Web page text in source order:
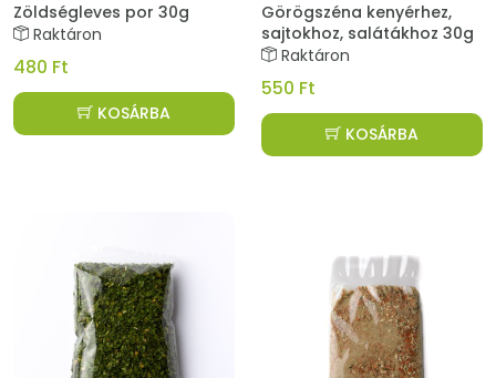
Zöldségleves por 30g
Raktáron
480 Ft
KOSÁRBA
Görögszéna kenyérhez,
sajtokhoz, salátákhoz 30g
Raktáron
550 Ft
KOSÁRBA